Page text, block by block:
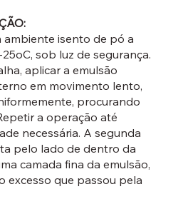
ambiente isento de pó a
sob luz de segurança.
aplicar a emulsão
em movimento lento,
procurando
a operação até
necessária. A segunda
pelo lado de dentro da
camada fina da emulsão,
excesso que passou pela